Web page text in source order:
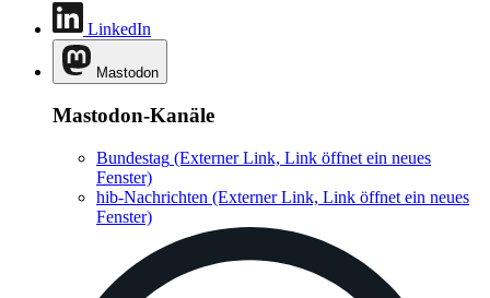
LinkedIn
Mastodon
Mastodon-Kanäle
Bundestag (Externer Link, Link öffnet ein neues
Fenster)
hib-Nachrichten (Externer Link, Link öffnet ein neues
Fenster)